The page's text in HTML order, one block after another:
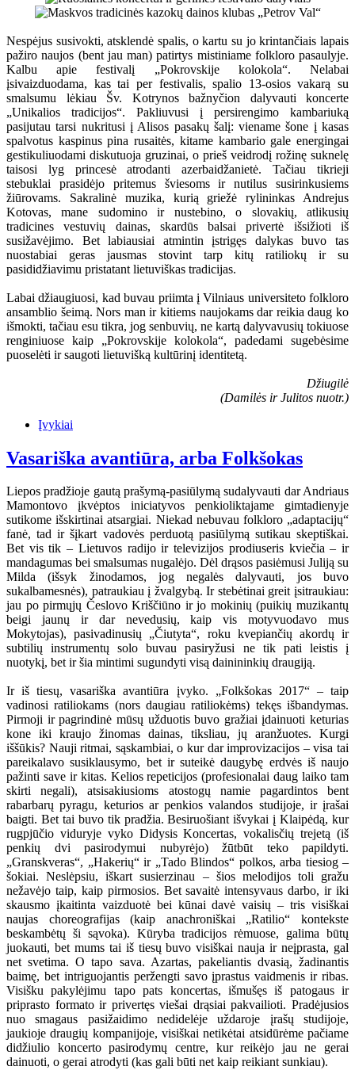
Nespėjus susivokti, atsklendė spalis, o kartu su jo krintančiais lapais
pažiro naujos (bent jau man) patirtys mistiniame folkloro pasaulyje.
Kalbu apie festivalį „Pokrovskije kolokola“. Nelabai
įsivaizduodama, kas tai per festivalis, spalio 13-osios vakarą su
smalsumu lėkiau Šv. Kotrynos bažnyčion dalyvauti koncerte
„Unikalios tradicijos“. Pakliuvusi į persirengimo kambariuką
pasijutau tarsi nukritusi į Alisos pasakų šalį: viename šone į kasas
spalvotus kaspinus pina rusaitės, kitame kambario gale energingai
gestikuliuodami diskutuoja gruzinai, o prieš veidrodį rožinę suknelę
taisosi lyg princesė atrodanti azerbaidžanietė. Tačiau tikrieji
stebuklai prasidėjo pritemus šviesoms ir nutilus susirinkusiems
žiūrovams. Sakralinė muzika, kurią griežė rylininkas Andrejus
Kotovas, mane sudomino ir nustebino, o slovakių, atlikusių
tradicines vestuvių dainas, skardūs balsai privertė išsižioti iš
susižavėjimo. Bet labiausiai atmintin įstrigęs dalykas buvo tas
nuostabiai geras jausmas stovint tarp kitų ratiliokų ir su
pasididžiavimu pristatant lietuviškas tradicijas.
Labai džiaugiuosi, kad buvau priimta į Vilniaus universiteto folkloro
ansamblio šeimą. Nors man ir kitiems naujokams dar reikia daug ko
išmokti, tačiau esu tikra, jog senbuvių, ne kartą dalyvavusių tokiuose
renginiuose kaip „Pokrovskije kolokola“, padedami sugebėsime
puoselėti ir saugoti lietuvišką kultūrinį identitetą.
Džiugilė
(Damilės ir Julitos nuotr.)
Įvykiai
Vasariška avantiūra, arba Folkšokas
Liepos pradžioje gautą prašymą-pasiūlymą sudalyvauti dar Andriaus
Mamontovo įkvėptos iniciatyvos penkioliktajame gimtadienyje
sutikome išskirtinai atsargiai. Niekad nebuvau folkloro „adaptacijų“
fanė, tad ir šįkart vadovės perduotą pasiūlymą sutikau skeptiškai.
Bet vis tik – Lietuvos radijo ir televizijos prodiuseris kviečia – ir
mandagumas bei smalsumas nugalėjo. Dėl drąsos pasiėmusi Juliją su
Milda (išsyk žinodamos, jog negalės dalyvauti, jos buvo
sukalbamesnės), patraukiau į žvalgybą. Ir stebėtinai greit įsitraukiau:
jau po pirmųjų Česlovo Kriščiūno ir jo mokinių (puikių muzikantų
beigi jaunų ir dar nevedusių, kaip vis motyvuodavo mus
Mokytojas), pasivadinusių „Čiutyta“, roku kvepiančių akordų ir
subtilių instrumentų solo buvau pasiryžusi ne tik pati leistis į
nuotykį, bet ir šia mintimi sugundyti visą dainininkių draugiją.
Ir iš tiesų, vasariška avantiūra įvyko. „Folkšokas 2017“ – taip
vadinosi ratiliokams (nors daugiau ratiliokėms) tekęs išbandymas.
Pirmoji ir pagrindinė mūsų užduotis buvo gražiai įdainuoti keturias
kone iki kraujo žinomas dainas, tiksliau, jų aranžuotes. Kurgi
iššūkis? Nauji ritmai, sąskambiai, o kur dar improvizacijos – visa tai
pareikalavo susiklausymo, bet ir suteikė daugybę erdvės iš naujo
pažinti save ir kitas. Kelios repeticijos (profesionalai daug laiko tam
skirti negali), atsisakiusioms atostogų namie pagardintos bent
rabarbarų pyragu, keturios ar penkios valandos studijoje, ir įrašai
baigti. Bet tai buvo tik pradžia. Besiruošiant išvykai į Klaipėdą, kur
rugpjūčio viduryje vyko Didysis Koncertas, vokalisčių trejetą (iš
penkių dvi pasirodymui nubyrėjo) žūtbūt teko papildyti.
„Granskveras“, „Hakerių“ ir „Tado Blindos“ polkos, arba tiesiog –
šokiai. Neslėpsiu, iškart susierzinau – šios melodijos toli gražu
nežavėjo taip, kaip pirmosios. Bet savaitė intensyvaus darbo, ir iki
skausmo įkaitinta vaizduotė bei kūnai davė vaisių – tris visiškai
naujas choreografijas (kaip anachroniškai „Ratilio“ kontekste
beskambėtų ši sąvoka). Kūryba tradicijos rėmuose, galima būtų
juokauti, bet mums tai iš tiesų buvo visiškai nauja ir neįprasta, gal
net svetima. O tapo sava. Azartas, pakeliantis dvasią, žadinantis
baimę, bet intriguojantis peržengti savo įprastus vaidmenis ir ribas.
Visišku pakylėjimu tapo pats koncertas, išmušęs iš patogaus ir
priprasto formato ir privertęs viešai drąsiai pakvailioti. Pradėjusios
nuo smagaus pasižaidimo nedidelėje uždaroje įrašų studijoje,
jaukioje draugių kompanijoje, visiškai netikėtai atsidūrėme pačiame
didžiulio koncerto pasirodymų centre, kur reikėjo jau ne gerai
dainuoti, o gerai atrodyti (kas gali būti net kaip reikiant sunkiau).